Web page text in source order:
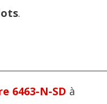
.
6463-N-SD à